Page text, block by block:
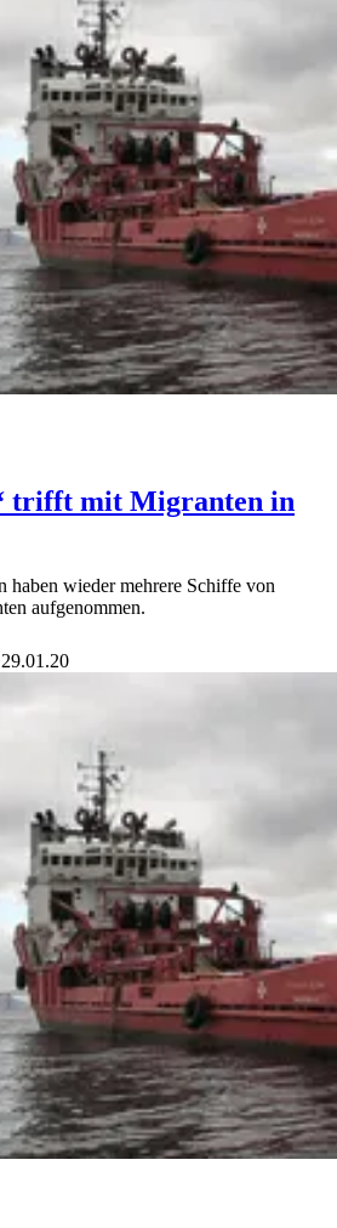
trifft mit Migranten in
haben wieder mehrere Schiffe von
aufgenommen.
29.01.20